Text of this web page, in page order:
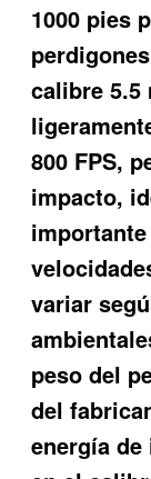
1000 pies
calibre 5.5
800 FPS,
impacto,
variar
peso del
del
energía